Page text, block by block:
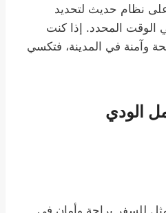
نظام حديث لتحديد
الوقت المحدد. إذا كنت
وآمنة في المدينة، فتكسي
الودي